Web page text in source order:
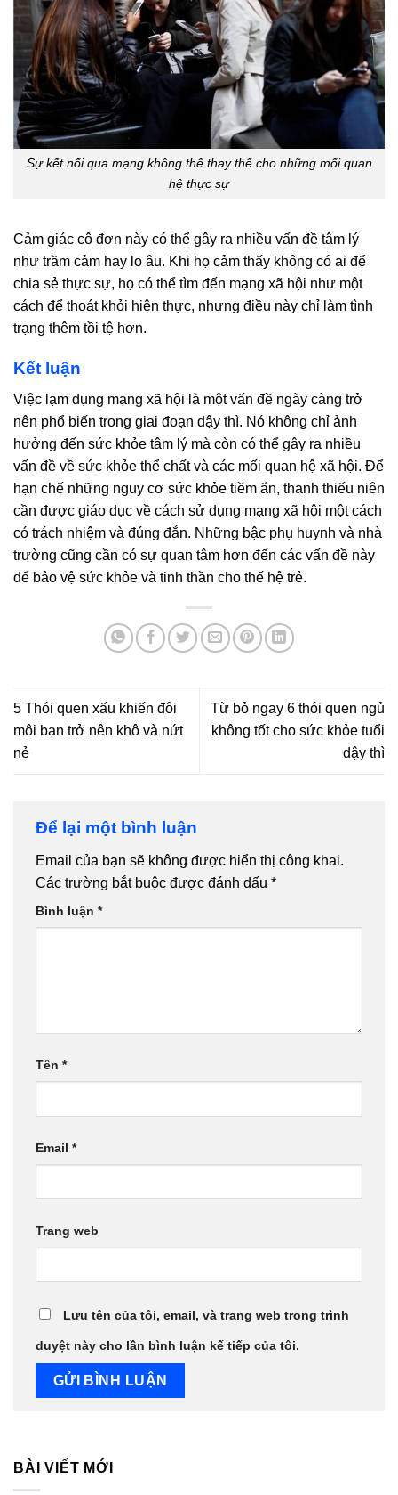
Sự kết nối qua mạng không thể thay thế cho những mối quan
hệ thực sự
Cảm giác cô đơn này có thể gây ra nhiều vấn đề tâm lý
như trầm cảm hay lo âu. Khi họ cảm thấy không có ai để
chia sẻ thực sự, họ có thể tìm đến mạng xã hội như một
cách để thoát khỏi hiện thực, nhưng điều này chỉ làm tình
trạng thêm tồi tệ hơn.
Kết luận
Việc lạm dụng mạng xã hội là một vấn đề ngày càng trở
nên phổ biến trong giai đoạn dậy thì. Nó không chỉ ảnh
hưởng đến sức khỏe tâm lý mà còn có thể gây ra nhiều
vấn đề về sức khỏe thể chất và các mối quan hệ xã hội. Để
hạn chế những nguy cơ sức khỏe tiềm ẩn, thanh thiếu niên
cần được giáo dục về cách sử dụng mạng xã hội một cách
có trách nhiệm và đúng đắn. Những bậc phụ huynh và nhà
trường cũng cần có sự quan tâm hơn đến các vấn đề này
để bảo vệ sức khỏe và tinh thần cho thế hệ trẻ.
5 Thói quen xấu khiến đôi
môi bạn trở nên khô và nứt
nẻ
Từ bỏ ngay 6 thói quen ngủ
không tốt cho sức khỏe tuổi
dậy thì
Để lại một bình luận
Email của bạn sẽ không được hiển thị công khai.
Các trường bắt buộc được đánh dấu *
Bình luận *
Tên *
Email *
Trang web
Lưu tên của tôi, email, và trang web trong trình
duyệt này cho lần bình luận kế tiếp của tôi.
BÀI VIẾT MỚI